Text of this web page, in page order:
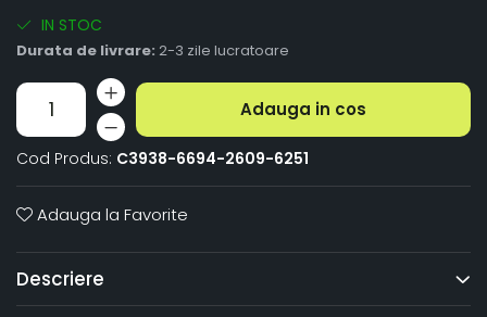
IN STOC
Durata de livrare: 2-3 zile lucratoare
Adauga in cos
Cod Produs: C3938-6694-2609-6251
Adauga la Favorite
Descriere